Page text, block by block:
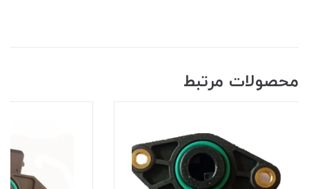
محصولات مرتبط